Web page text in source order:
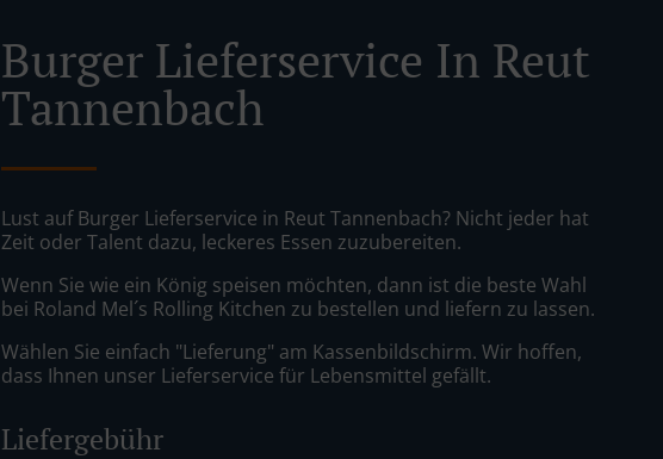
Burger Lieferservice In Reut
Tannenbach
Lust auf Burger Lieferservice in Reut Tannenbach? Nicht jeder hat
Zeit oder Talent dazu, leckeres Essen zuzubereiten.
Wenn Sie wie ein König speisen möchten, dann ist die beste Wahl
bei Roland Mel´s Rolling Kitchen zu bestellen und liefern zu lassen.
Wählen Sie einfach "Lieferung" am Kassenbildschirm. Wir hoffen,
dass Ihnen unser Lieferservice für Lebensmittel gefällt.
Liefergebühr